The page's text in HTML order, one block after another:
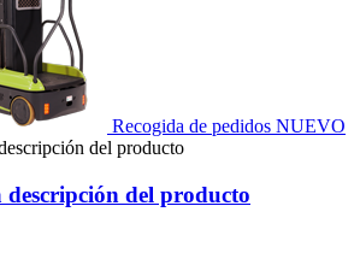
Recogida de pedidos NUEVO
descripción del producto